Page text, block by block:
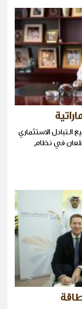
التبادل الاستثماري
في نظام